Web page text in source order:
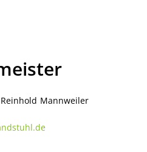
Reinhold Mannweiler